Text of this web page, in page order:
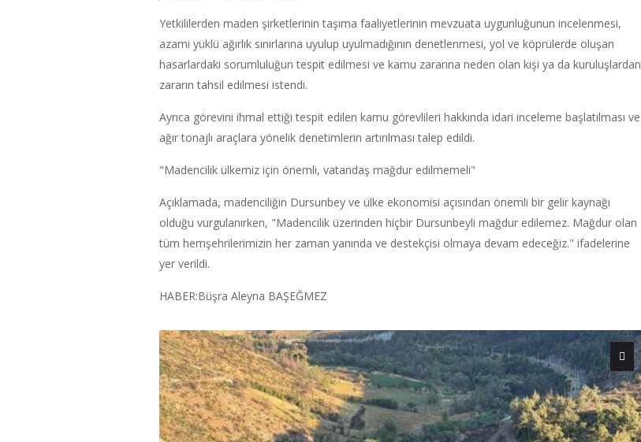
Yetkililerden maden şirketlerinin taşıma faaliyetlerinin mevzuata uygunluğunun incelenmesi,
azami yüklü ağırlık sınırlarına uyulup uyulmadığının denetlenmesi, yol ve köprülerde oluşan
hasarlardaki sorumluluğun tespit edilmesi ve kamu zararına neden olan kişi ya da kuruluşlardan
zararın tahsil edilmesi istendi.
Ayrıca görevini ihmal ettiği tespit edilen kamu görevlileri hakkında idari inceleme başlatılması ve
ağır tonajlı araçlara yönelik denetimlerin artırılması talep edildi.
"Madencilik ülkemiz için önemli, vatandaş mağdur edilmemeli"
Açıklamada, madenciliğin Dursunbey ve ülke ekonomisi açısından önemli bir gelir kaynağı
olduğu vurgulanırken, "Madencilik üzerinden hiçbir Dursunbeyli mağdur edilemez. Mağdur olan
tüm hemşehrilerimizin her zaman yanında ve destekçisi olmaya devam edeceğiz." ifadelerine
yer verildi.
HABER:Büşra Aleyna BAŞEĞMEZ